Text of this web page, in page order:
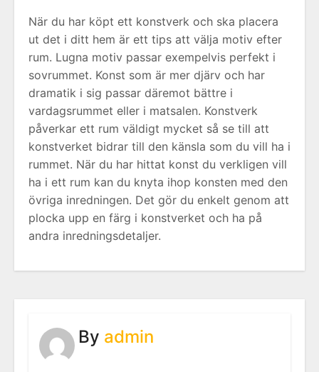
När du har köpt ett konstverk och ska placera
ut det i ditt hem är ett tips att välja motiv efter
rum. Lugna motiv passar exempelvis perfekt i
sovrummet. Konst som är mer djärv och har
dramatik i sig passar däremot bättre i
vardagsrummet eller i matsalen. Konstverk
påverkar ett rum väldigt mycket så se till att
konstverket bidrar till den känsla som du vill ha i
rummet. När du har hittat konst du verkligen vill
ha i ett rum kan du knyta ihop konsten med den
övriga inredningen. Det gör du enkelt genom att
plocka upp en färg i konstverket och ha på
andra inredningsdetaljer.
By admin